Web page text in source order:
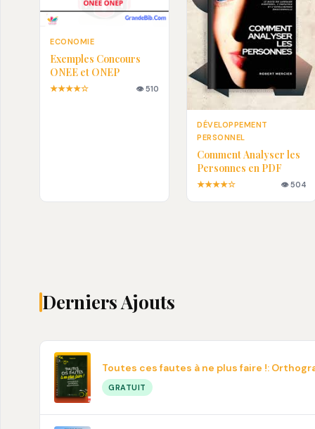
ECONOMIE
Exemples Concours
ONEE et ONEP
★★★★☆ 👁 510
DÉVELOPPEMENT
PERSONNEL
Comment Analyser les
Personnes en PDF
★★★★☆ 👁 504
Derniers Ajouts
Toutes ces fautes à ne plus faire !:
GRATUIT